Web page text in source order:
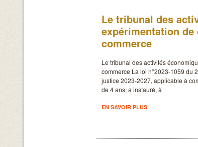
Le tribunal des
expérimentation
commerce
Le tribunal des activités
commerce La loi n°2023-1059 du
justice 2023-2027, applicable à
de 4 ans, a instauré, à
EN SAVOIR PLUS